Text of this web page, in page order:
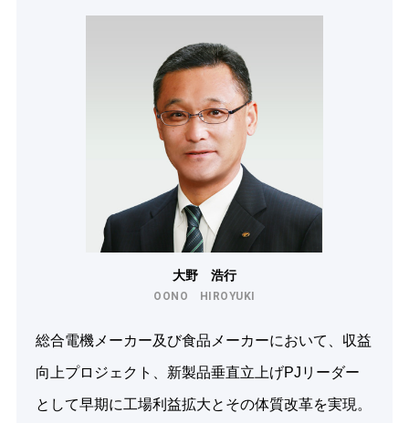
大野 浩行
OONO HIROYUKI
総合電機メーカー及び食品メーカーにおいて、収益
向上プロジェクト、新製品垂直立上げPJリーダー
として早期に工場利益拡大とその体質改革を実現。